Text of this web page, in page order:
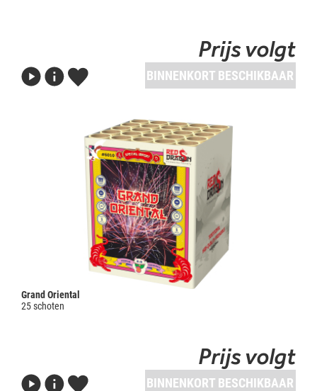
Prijs volgt
BINNENKORT BESCHIKBAAR
Grand Oriental
25 schoten
Prijs volgt
BINNENKORT BESCHIKBAAR